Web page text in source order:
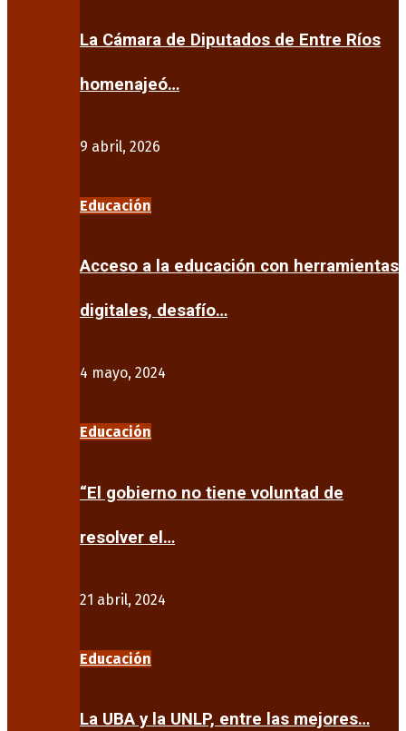
La Cámara de Diputados de Entre Ríos
homenajeó…
9 abril, 2026
Educación
Acceso a la educación con herramientas
digitales, desafío…
4 mayo, 2024
Educación
“El gobierno no tiene voluntad de
resolver el…
21 abril, 2024
Educación
La UBA y la UNLP, entre las mejores…